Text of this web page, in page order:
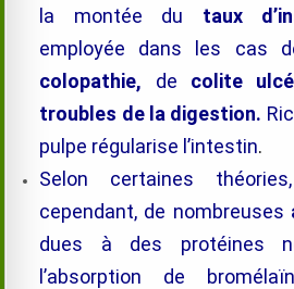
la montée du taux
employée dans les cas
colopathie, de colite
troubles de la digestion.
pulpe régularise l’intestin.
Selon certaines
cependant, de nombreuses
dues à des protéines
l’absorption de